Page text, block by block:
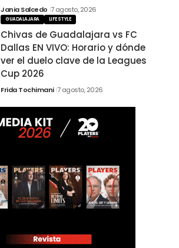
Jania Salcedo 7 agosto, 2026
GUADALAJARA LIFESTYLE
Chivas de Guadalajara vs FC
Dallas EN VIVO: Horario y dónde
ver el duelo clave de la Leagues
Cup 2026
Frida Tochimani 7 agosto, 2026